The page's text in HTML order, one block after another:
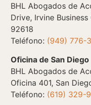
BHL Abogados de
Drive, Irvine
92618
Teléfono: (949) 776-
Oficina de San Diego
BHL Abogados de
Oficina 401, San
Teléfono: (619) 329-